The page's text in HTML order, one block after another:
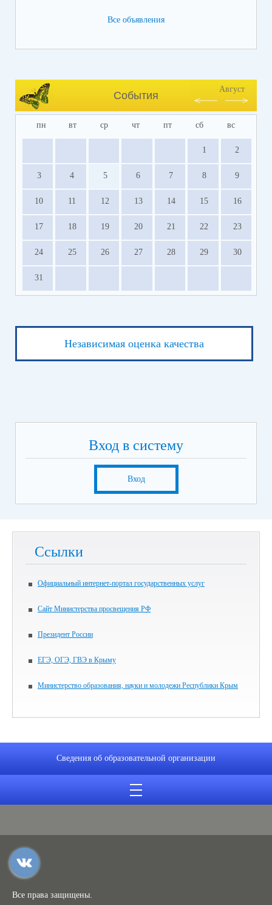
Способы подачи заявлений:
использованием АИС «Зачисление в
занесением заявления в электронной форме,
посредством единого портала государственных
услуг (ЕПГУ).
документов на свободные места (
лично
Все объявления
События
Август
пн вт ср чт пт сб вс
1 2
3 4 5 6 7 8 9
10 11 12 13 14 15 16
17 18 19 20 21 22 23
24 25 26 27 28 29 30
31
Независимая оценка качества
Вход в систему
Вход
Ссылки
Официальный интернет-портал государственных услуг
Сайт Министерства просвещения РФ
Президент России
ЕГЭ, ОГЭ, ГВЭ в Крыму
Министерство образования, науки и молодежи Республики Крым
Сведения об образовательной организации
Все права защищены.